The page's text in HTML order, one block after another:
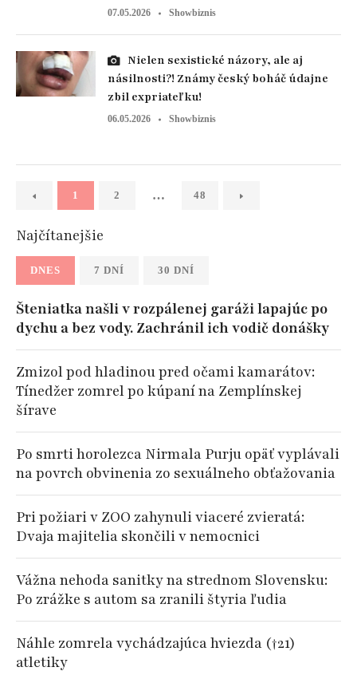
07.05.2026 Showbiznis
násilnosti?! Známy český boháč údajne
zbil expriateľku!
06.05.2026 Showbiznis
1 2 … 48
Najčítanejšie
DNES 7 DNÍ 30 DNÍ
Šteniatka našli v rozpálenej garáži lapajúc po
dychu a bez vody. Zachránil ich vodič donášky
Zmizol pod hladinou pred očami kamarátov:
Tínedžer zomrel po kúpaní na Zemplínskej
šírave
Po smrti horolezca Nirmala Purju opäť vyplávali
na povrch obvinenia zo sexuálneho obťažovania
Pri požiari v ZOO zahynuli viaceré zvieratá:
Dvaja majitelia skončili v nemocnici
Vážna nehoda sanitky na strednom Slovensku:
Po zrážke s autom sa zranili štyria ľudia
Náhle zomrela vychádzajúca hviezda (†21)
atletiky